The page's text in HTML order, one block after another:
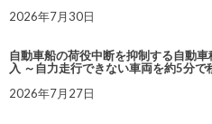
2026年7月30日
自動車船の荷役中断を抑制する自動
入 ～自力走行できない車両を約5分で
2026年7月27日